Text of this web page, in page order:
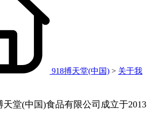
918搏天堂(中国) > 关于我
天堂(中国)食品有限公司成立于2013